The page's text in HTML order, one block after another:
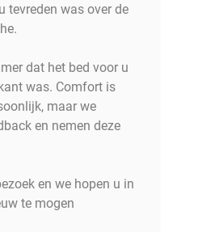
tevreden was over de
dat het bed voor u
was. Comfort is
maar we
en nemen deze
en we hopen u in
te mogen